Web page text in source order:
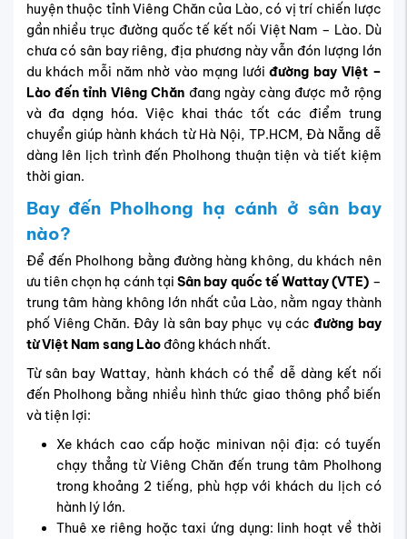
huyện thuộc tỉnh Viêng Chăn của Lào, có vị trí chiến lược
gần nhiều trục đường quốc tế kết nối Việt Nam – Lào. Dù
chưa có sân bay riêng, địa phương này vẫn đón lượng lớn
du khách mỗi năm nhờ vào mạng lướiđường bay Việt –
Lào đến tỉnh Viêng Chăn đang ngày càng được mở rộng
và đa dạng hóa. Việc khai thác tốt các điểm trung
chuyển giúp hành khách từ Hà Nội, TP.HCM, Đà Nẵng dễ
dàng lên lịch trình đến Pholhong thuận tiện và tiết kiệm
thời gian.
Bay đến Pholhong hạ cánh ở sân bay
nào?
Để đến Pholhong bằng đường hàng không, du khách nên
ưu tiên chọn hạ cánh tại Sân bay quốc tế Wattay (VTE) –
trung tâm hàng không lớn nhất của Lào, nằm ngay thành
phố Viêng Chăn. Đây là sân bay phục vụ cácđường bay
từ Việt Nam sang Làođông khách nhất.
Từ sân bay Wattay, hành khách có thể dễ dàng kết nối
đến Pholhong bằng nhiều hình thức giao thông phổ biến
và tiện lợi:
Xe khách cao cấp hoặc minivan nội địa: có tuyến
chạy thẳng từ Viêng Chăn đến trung tâm Pholhong
trong khoảng 2 tiếng, phù hợp với khách du lịch có
hành lý lớn.
Thuê xe riêng hoặc taxi ứng dụng: linh hoạt về thời